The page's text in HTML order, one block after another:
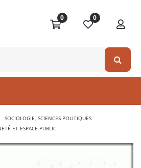
0 0
SOCIOLOGIE, SCIENCES POLITIQUES
ET ESPACE PUBLIC